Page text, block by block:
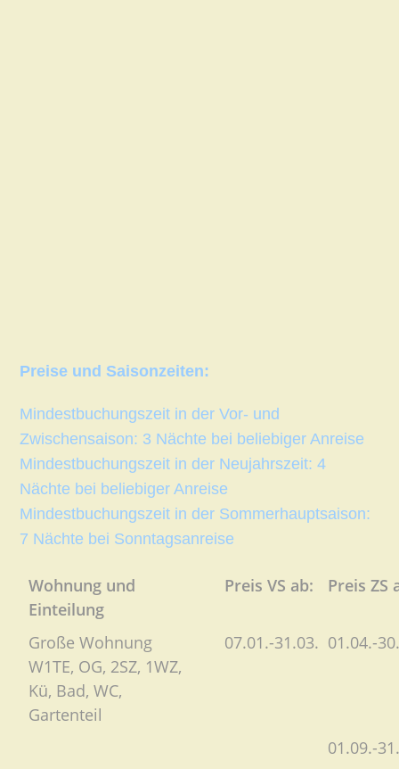
Preise und Saisonzeiten:
Mindestbuchungszeit in der Vor- und
Zwischensaison: 3 Nächte bei beliebiger Anreise
Mindestbuchungszeit in der Neujahrszeit: 4
Nächte bei beliebiger Anreise
Mindestbuchungszeit in der Sommerhauptsaison:
7 Nächte bei Sonntagsanreise
Wohnung und
Einteilung
Preis VS ab: Preis ZS
Große Wohnung
W1TE, OG, 2SZ, 1WZ,
Kü, Bad, WC,
Gartenteil
07.01.-31.03. 01.04.-
01.09.-